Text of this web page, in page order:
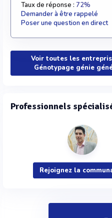
Taux de réponse : 72%
Demander à être rappelé
Poser une question en direct
Voir toutes les
Génotypage génie
Professionnels
Rejoignez la